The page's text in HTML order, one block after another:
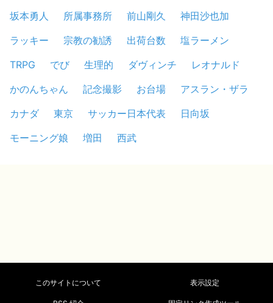
坂本勇人
所属事務所 前山剛久
神田沙也加
ラッキー
宗教の勧誘 出荷台数
塩ラーメン
TRPG
でび 生理的 ダヴィンチ
レオナルド
かのんちゃん
記念撮影 お台場
アスラン・ザラ
カナダ
東京 サッカー日本代表
日向坂
モーニング娘
増田 西武
このサイトについて 表示設定